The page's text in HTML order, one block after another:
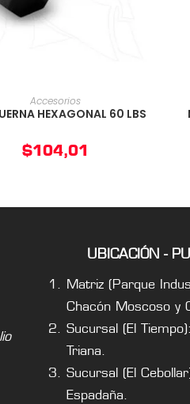
AL CARRITO
Accesorios
HEXAGONAL 60 LBS
$104,01
UBICACIÓN -
Matriz (Parque
Chacón Moscoso y
Sucursal (El
Triana.
Sucursal (El
Espadaña.